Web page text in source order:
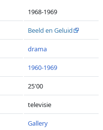
1968-1969
Beeld en Geluid
drama
1960-1969
25'00
televisie
Gallery